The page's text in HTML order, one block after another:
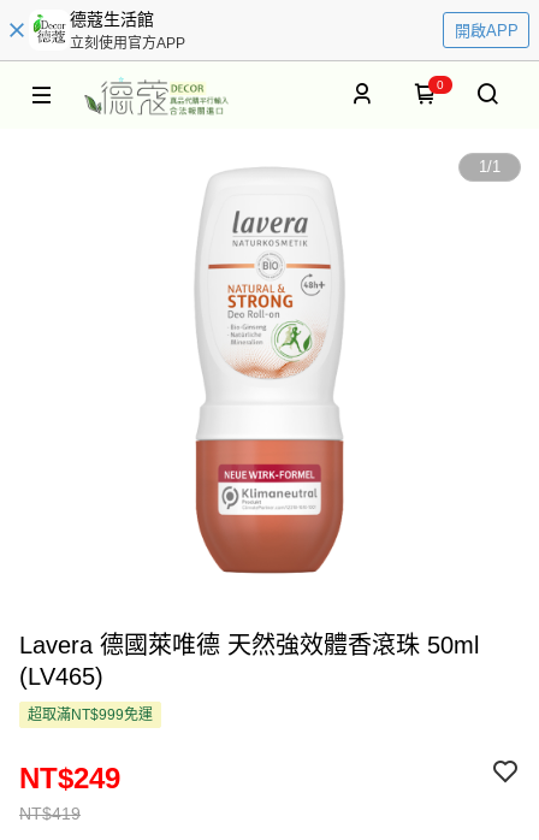
德蔻生活館
立刻使用官方APP
開啟APP
0
1/1
Lavera 德國萊唯德 天然強效體香滾珠 50ml
(LV465)
超取滿NT$999免運
NT$419
NT$249